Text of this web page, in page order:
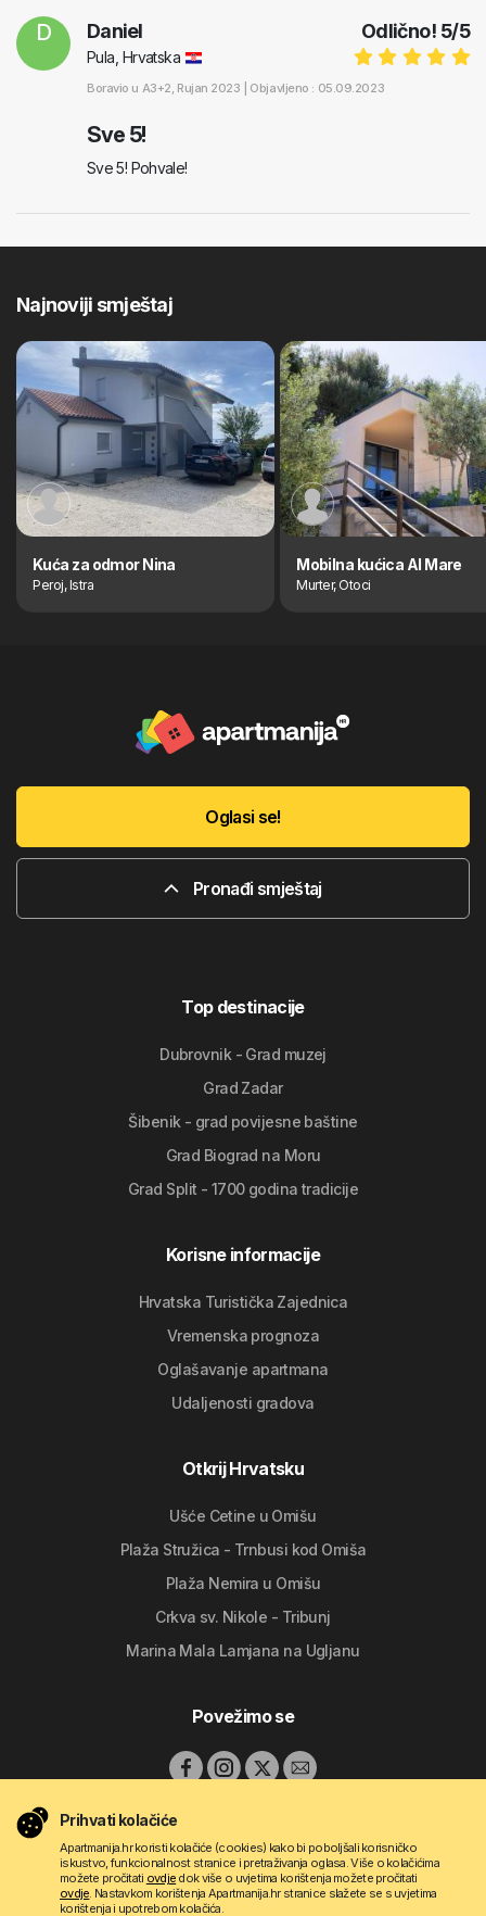
D Odlično! 5/5
Daniel
Pula, Hrvatska
Boravio u A3+2, Rujan 2023 | Objavljeno : 05.09.2023
Sve 5!
Sve 5! Pohvale!
Najnoviji smještaj
Kuća za odmor Nina
Peroj, Istra
Mobilna kućica Al Mare
Murter, Otoci
Oglasi se!
Pronađi smještaj
Top destinacije
Dubrovnik - Grad muzej
Grad Zadar
Šibenik - grad povijesne baštine
Grad Biograd na Moru
Grad Split - 1700 godina tradicije
Korisne informacije
Hrvatska Turistička Zajednica
Vremenska prognoza
Oglašavanje apartmana
Udaljenosti gradova
Otkrij Hrvatsku
Ušće Cetine u Omišu
Plaža Stružica - Trnbusi kod Omiša
Plaža Nemira u Omišu
Crkva sv. Nikole - Tribunj
Marina Mala Lamjana na Ugljanu
Povežimo se
Prihvati kolačiće
Apartmanija.hr koristi kolačiće (cookies) kako bi poboljšali korisničko
iskustvo, funkcionalnost stranice i pretraživanja oglasa. Više o kolačićima
možete pročitati ovdje dok više o uvjetima korištenja možete pročitati
ovdje. Nastavkom korištenja Apartmanija.hr stranice slažete se s uvjetima
korištenja i upotrebom kolačića.